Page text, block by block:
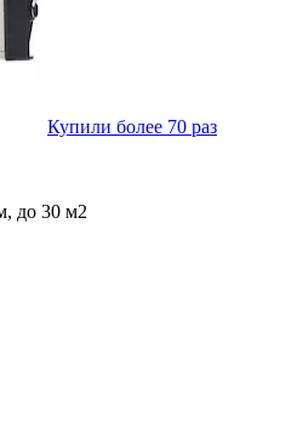
Купили более 70 раз
до 30 м2